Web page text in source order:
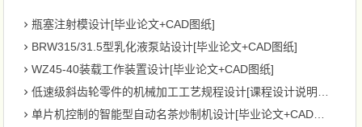
瓶塞注射模设计[毕业论文+CAD图纸]
BRW315/31.5型乳化液泵站设计[毕业论文+CAD图纸]
WZ45-40装载工作装置设计[毕业论文+CAD图纸]
低速级斜齿轮零件的机械加工工艺规程设计[课程设计说明书+CAD图纸]
单片机控制的智能型自动名茶炒制机设计[毕业论文+CAD图纸]